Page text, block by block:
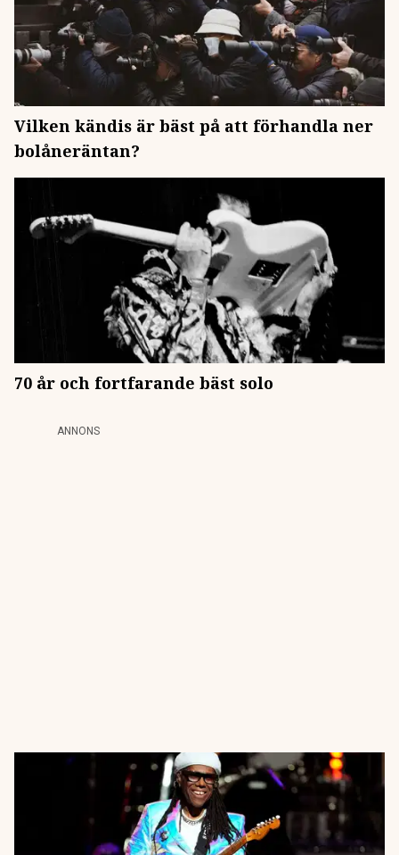
Vilken kändis är bäst på att förhandla ner
bolåneräntan?
70 år och fortfarande bäst solo
ANNONS